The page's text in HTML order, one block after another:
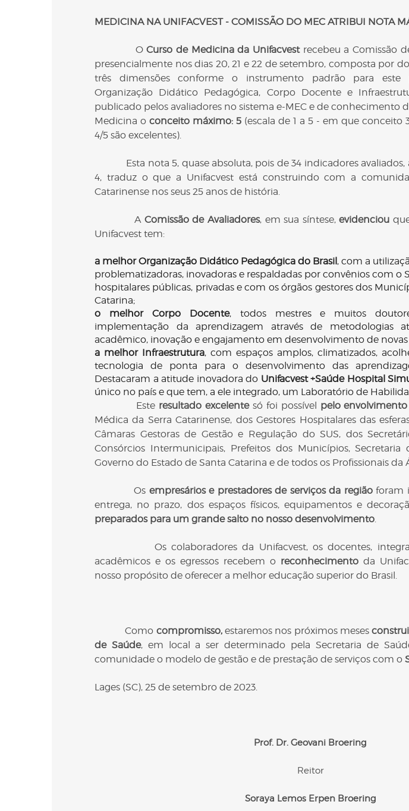
MEDICINA NA UNIFACVEST - COMISSÃO DO MEC ATRIBUI NOTA
OCurso de Medicina da Unifacvestrecebeu a Comissão
presencialmente nos dias 20, 21 e 22 de setembro, composta por
três dimensões conforme o instrumento padrão para este
Organização Didático Pedagógica, Corpo Docente e
publicado pelos avaliadores no sistema e-MEC e de conhecimento
Medicina o conceito máximo: 5 (escala de 1 a 5 - em que conceito
4/5 são excelentes).
Esta nota 5, quase absoluta, pois de 34 indicadores avaliados,
4, traduz o que a Unifacvest está construindo com a
Catarinense nos seus 25 anos de história.
A Comissão de Avaliadores, em sua síntese,evidenciou
Unifacvest tem:
a melhor Organização Didático Pedagógica do Brasil, com a
problematizadoras, inovadoras e respaldadas por convênios com o
hospitalares públicas, privadas e com os órgãos gestores dos
Catarina;
o melhor Corpo Docente, todos mestres e muitos
implementação da aprendizagem através de metodologias
acadêmico, inovação e engajamento em desenvolvimento de
a melhor Infraestrutura, com espaços amplos, climatizados,
tecnologia de ponta para o desenvolvimento das
Destacaram a atitude inovadora do Unifacvest +Saúde Hospital
único no país e que tem, a ele integrado, um Laboratório de
Este resultado excelentesó foi possível pelo
Médica da Serra Catarinense, dos Gestores Hospitalares das
Câmaras Gestoras de Gestão e Regulação do SUS, dos
Consórcios Intermunicipais, Prefeitos dos Municípios,
Governo do Estado de Santa Catarina e de todos os Profissionais da
Os empresários e prestadores de serviços da regiãoforam
entrega, no prazo, dos espaços físicos, equipamentos e
preparados para um grande salto no nosso desenvolvimento.
Os colaboradores da Unifacvest, os docentes,
acadêmicos e os egressos recebem o reconhecimento da
nosso propósito de oferecer a melhor educação superior do Brasil.
Como compromisso,estaremos nos próximos meses
de Saúde, em local a ser determinado pela Secretaria de
comunidade o modelo de gestão e de prestação de serviços com o
Lages (SC), 25 de setembro de 2023.
Prof. Dr. Geovani Broering
Reitor
Soraya Lemos Erpen Broering